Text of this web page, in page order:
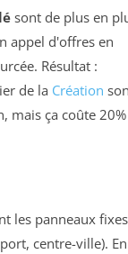
sont de plus en
appel d'offres en
Résultat :
de la Création
mais ça coûte 20%
les panneaux fixes
centre-ville). En